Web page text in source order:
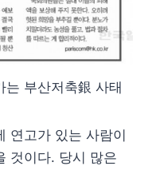
부산저축銀 사태
연고가 있는 사람이
것이다. 당시 많은